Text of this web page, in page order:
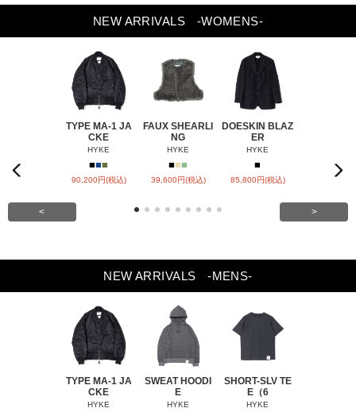
Previou
s
Next
裾幅
38
NEW ARRIVALS -WOMENS-
TYPE MA-1 JA
CKE
HYKE
■■■
90,200円(税込)
FAUX SHEARLI
NG
HYKE
■■■
39,600円(税込)
DOESKIN BLAZ
ER
HYKE
■
85,800円(税込)
■
79,200円(税
< >
NEW ARRIVALS -MENS-
TYPE MA-1 JA
CKE
HYKE
SWEAT HOODI
E
HYKE
SHORT-SLV TE
E（6
HYKE